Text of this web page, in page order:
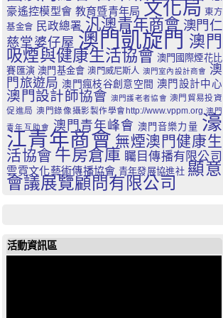
豪遙控模型會 教育暨青年局 文化局 東方
基金會 民政總署 汎澳青年商會 澳門仁
慈堂婆仔屋 澳門凱旋門 澳門
吸煙與健康生活協會 澳門國際煙花比
賽匯演 澳門基金會 澳門威尼斯人 澳門室內設計商會 澳
門旅遊局 澳門瘋枝谷創意空間 澳門設計中心
澳門設計師協會 澳門護老者協會 澳門貿易投資
促進局 澳門錄像攝影製作學會http://www.vppm.org 澳門
青年互助會
澳門青年峰會 澳門音樂力量 濠
江青年商會 無煙澳門健康生
活協會 牛房倉庫 矚目傳播有限公司
雲霓文化藝術傳播協會 青年發展協進社 顯意
會議展覽顧問有限公司
活動資訊區